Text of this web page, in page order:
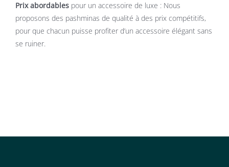
Prix abordablespour un accessoire de luxe : Nous
proposons des pashminas de qualité à des prix compétitifs,
pour que chacun puisse profiter d’un accessoire élégant sans
se ruiner.